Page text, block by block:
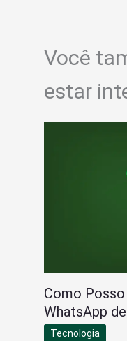
Você
estar
Como
WhatsApp
Tecnologia